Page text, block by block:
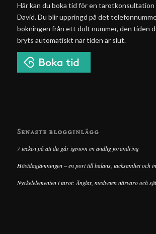
Här kan du boka tid för en tarotkonsultation
David. Du blir uppringd på det
bokningen från ett dolt nummer, den tiden
bryts automatiskt när tiden är slut.
Senaste blogginlägg
7 tecken på att du går igenom en andlig förändring
Höstdagjämningen – en port till balans, tacksamhet och
Nyckelelementen i tarot: Änglar, medveten närvaro och